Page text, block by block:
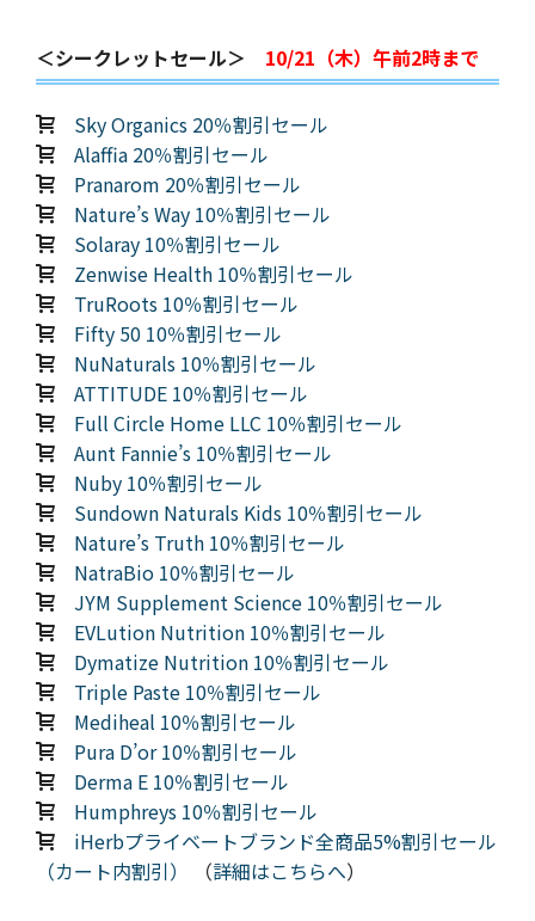
＜シークレットセール＞ 10/21（木）午前2時まで
Sky Organics 20％割引セール
Alaffia 20％割引セール
Pranarom 20％割引セール
Nature’s Way 10％割引セール
Solaray 10％割引セール
Zenwise Health 10％割引セール
TruRoots 10％割引セール
Fifty 50 10％割引セール
NuNaturals 10％割引セール
ATTITUDE 10％割引セール
Full Circle Home LLC 10％割引セール
Aunt Fannie’s 10％割引セール
Nuby 10％割引セール
Sundown Naturals Kids 10％割引セール
Nature’s Truth 10％割引セール
NatraBio 10％割引セール
JYM Supplement Science 10％割引セール
EVLution Nutrition 10％割引セール
Dymatize Nutrition 10％割引セール
Triple Paste 10％割引セール
Mediheal 10％割引セール
Pura D’or 10％割引セール
Derma E 10％割引セール
Humphreys 10％割引セール
iHerbプライベートブランド全商品5%割引セール
（カート内割引）
（詳細はこちらへ）